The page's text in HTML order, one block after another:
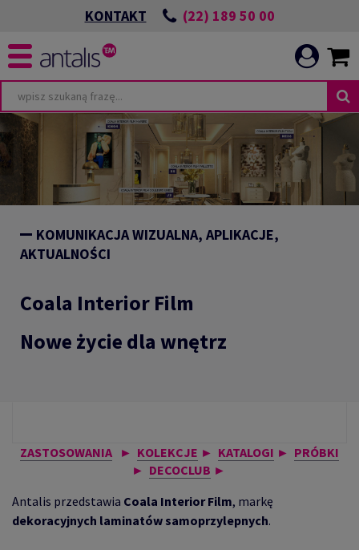
KONTAKT (22) 189 50 00
KOMUNIKACJA WIZUALNA, APLIKACJE,
AKTUALNOŚCI
Coala Interior Film
Nowe życie dla wnętrz
ZASTOSOWANIA ► KOLEKCJE ► KATALOGI ► PRÓBKI
► DECOCLUB ►
Antalis przedstawia Coala Interior Film, markę
dekoracyjnych laminatów samoprzylepnych.